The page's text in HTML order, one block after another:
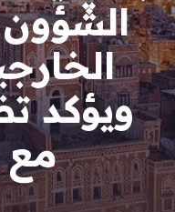
ويؤكد
مع